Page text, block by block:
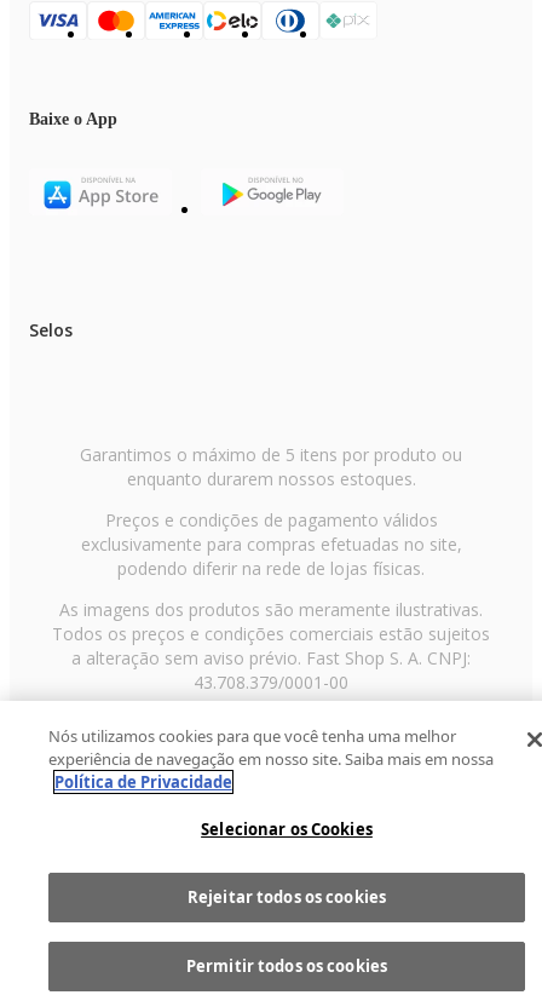
Comprar
Baixe o App
Selos
Garantimos o máximo de 5 itens por produto ou
enquanto durarem nossos estoques.
Preços e condições de pagamento válidos
exclusivamente para compras efetuadas no site,
podendo diferir na rede de lojas físicas.
As imagens dos produtos são meramente ilustrativas.
Todos os preços e condições comerciais estão sujeitos
a alteração sem aviso prévio. Fast Shop S. A. CNPJ:
43.708.379/0001-00
Paulo/SP, CEP 02029-001, Telefone: 11 3003-3728 ©
2013 Fast Shop - Todos os direitos reservadosRF
Nós utilizamos cookies para que você tenha uma melhor
experiência de navegação em nosso site. Saiba mais em nossa
Política de Privacidade
Selecionar os Cookies
Rejeitar todos os cookies
Permitir todos os cookies